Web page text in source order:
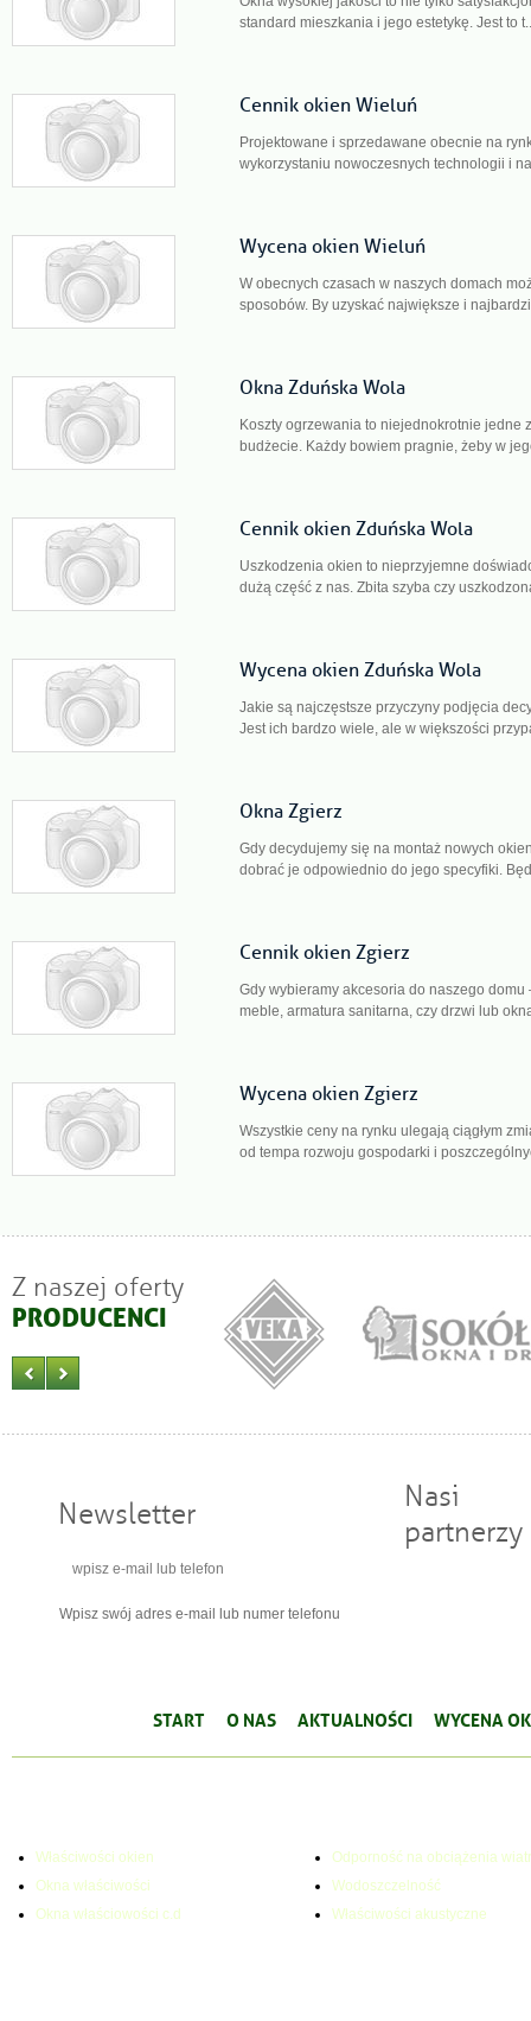
standard mieszkania i jego estetykę. Jest to
Cennik okien Wieluń
Projektowane i sprzedawane obecnie na
wykorzystaniu nowoczesnych technologii i
Wycena okien Wieluń
W obecnych czasach w naszych domach
sposobów. By uzyskać największe i
Okna Zduńska Wola
Koszty ogrzewania to niejednokrotnie jedne
budżecie. Każdy bowiem pragnie, żeby w
Cennik okien Zduńska Wola
Uszkodzenia okien to nieprzyjemne
dużą część z nas. Zbita szyba czy
Wycena okien Zduńska Wola
Jakie są najczęstsze przyczyny podjęcia
Jest ich bardzo wiele, ale w większości
Okna Zgierz
Gdy decydujemy się na montaż nowych
dobrać je odpowiednio do jego specyfiki.
Cennik okien Zgierz
Gdy wybieramy akcesoria do naszego
meble, armatura sanitarna, czy drzwi lub
Wycena okien Zgierz
Wszystkie ceny na rynku ulegają ciągłym
od tempa rozwoju gospodarki i
Z naszej oferty
PRODUCENCI
Newsletter
Wpisz swój adres e-mail lub numer telefonu
Nasi
partnerzy
START O NAS AKTUALNOŚCI WYCENA
Właściwości okien
Okna właściwości
Okna właściowości c.d
Odporność na obciążenia
Wodoszczelność
Właściwości akustyczne